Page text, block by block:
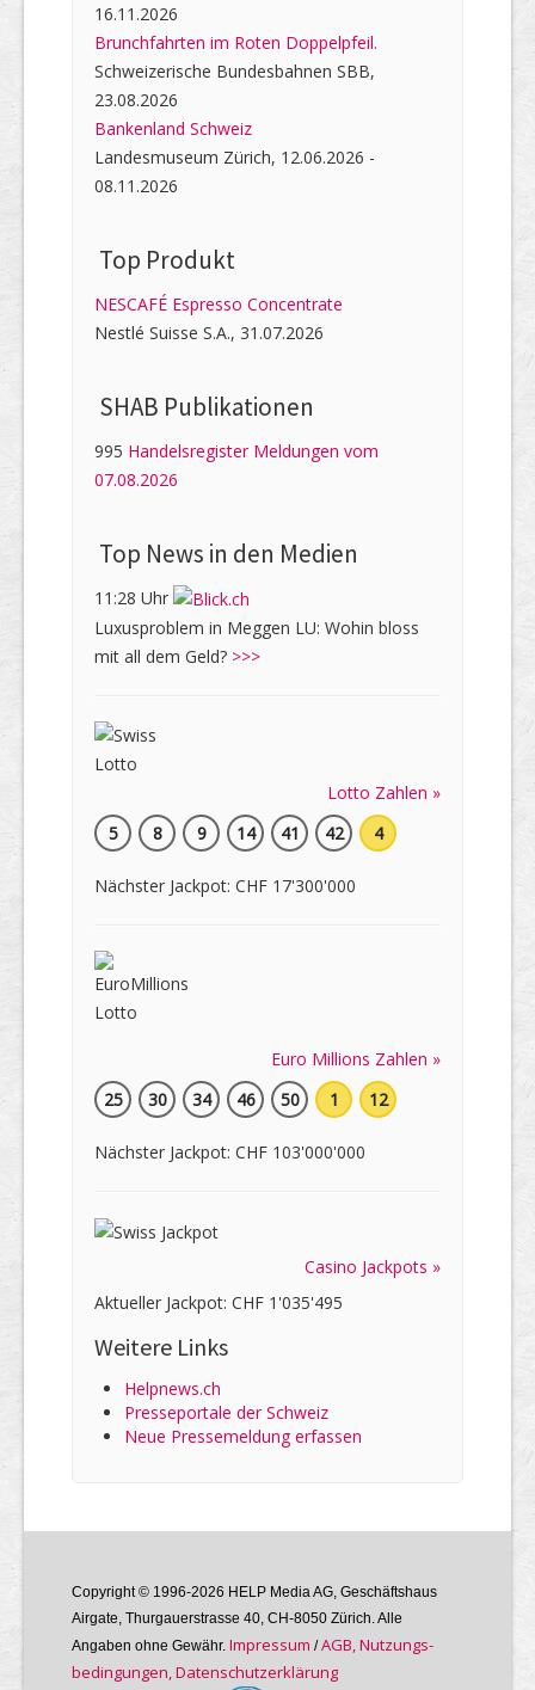
16.11.2026
Brunchfahrten im Roten Doppelpfeil.
Schweizerische Bundesbahnen SBB,
23.08.2026
Bankenland Schweiz
Landesmuseum Zürich, 12.06.2026 -
08.11.2026
Top Produkt
NESCAFÉ Espresso Concentrate
Nestlé Suisse S.A., 31.07.2026
SHAB Publi­kati­onen
995 Handelsregister Meldungen vom
07.08.2026
Top News in den Medien
11:28 Uhr
Luxusproblem in Meggen LU: Wohin bloss
mit all dem Geld? >>>
Lotto Zahlen »
5
8 9 14 41 42 4
Nächster Jackpot: CHF 17'300'000
Euro Millions Zahlen »
25
30 34 46 50 1 12
Nächster Jackpot: CHF 103'000'000
Casino Jackpots »
Aktueller Jackpot: CHF 1'035'495
Weitere Links
Helpnews.ch
Presseportale der Schweiz
Neue Pressemeldung erfassen
Copyright © 1996-2026 HELP Media AG, Geschäftshaus
Airgate, Thurgauer­strasse 40, CH-8050 Zürich. Alle
Angaben ohne Gewähr. Im­pres­sum /AGB, Nutzungs­
bedin­gungen, Daten­schutz­er­klärung